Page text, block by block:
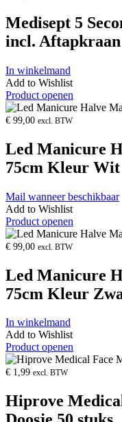
Medisept 5
incl. Aftapkraan
In winkelmand
Add to Wishlist
Product openen
€ 99,00 excl. BTW
Led Manicure
75cm Kleur Wit
Mail wanneer beschikbaar
Add to Wishlist
Product openen
€ 99,00 excl. BTW
Led Manicure
75cm Kleur
In winkelmand
Add to Wishlist
Product openen
€ 1,99 excl. BTW
Hiprove